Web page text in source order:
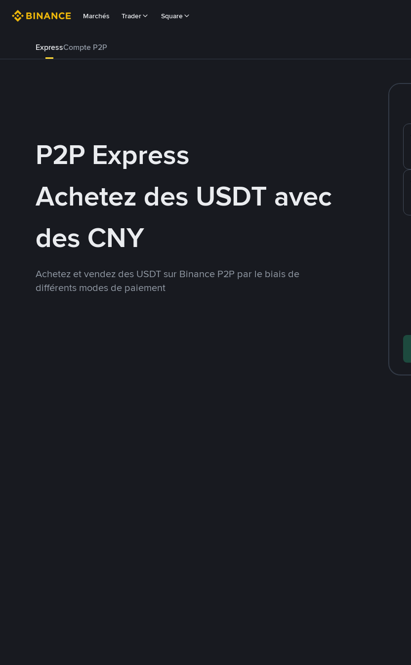
Marchés Trader Square
ExpressCompte P2P
P2P Express
Achetez des USDT avec
des CNY
Achetez et vendez des USDT sur Binance P2P par le biais de
différents modes de paiement